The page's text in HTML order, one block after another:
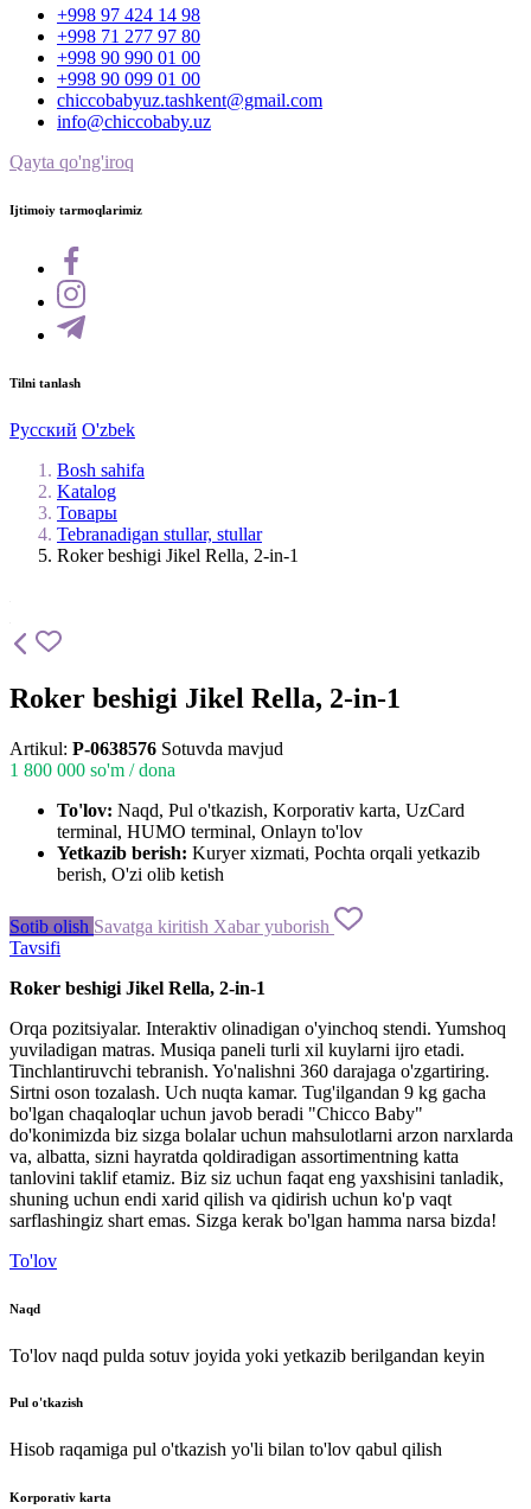
+998 97 424 14 98
+998 71 277 97 80
+998 90 990 01 00
+998 90 099 01 00
chiccobabyuz.tashkent@gmail.com
info@chiccobaby.uz
Qayta qo'ng'iroq
Ijtimoiy tarmoqlarimiz
Tilni tanlash
Русский O'zbek
Bosh sahifa
Katalog
Товары
Tebranadigan stullar, stullar
Roker beshigi Jikel Rella, 2-in-1
Roker beshigi Jikel Rella, 2-in-1
Artikul: P-0638576 Sotuvda mavjud
1 800 000 so'm / dona
To'lov: Naqd, Pul o'tkazish, Korporativ karta, UzCard
terminal, HUMO terminal, Onlayn to'lov
Yetkazib berish: Kuryer xizmati, Pochta orqali yetkazib
berish, O'zi olib ketish
Sotib olish Savatga kiritish Xabar yuborish
Tavsifi
Roker beshigi Jikel Rella, 2-in-1
Orqa pozitsiyalar. Interaktiv olinadigan o'yinchoq stendi. Yumshoq
yuviladigan matras. Musiqa paneli turli xil kuylarni ijro etadi.
Tinchlantiruvchi tebranish. Yo'nalishni 360 darajaga o'zgartiring.
Sirtni oson tozalash. Uch nuqta kamar. Tug'ilgandan 9 kg gacha
bo'lgan chaqaloqlaruchun javob beradi "Chicco Baby"
do'konimizda biz sizga bolalar uchun mahsulotlarni arzon narxlarda
va, albatta, sizni hayratda qoldiradigan assortimentning katta
tanlovini taklifetamiz. Biz siz uchun faqat eng yaxshisini tanladik,
shuning uchun endi xarid qilish va qidirish uchun ko'p vaqt
sarflashingiz shart emas. Sizga kerak bo'lgan hamma narsa bizda!
To'lov
Naqd
To'lov naqd pulda sotuv joyida yoki yetkazib berilgandan keyin
Pul o'tkazish
Hisob raqamiga pul o'tkazish yo'li bilan to'lov qabul qilish
Korporativ karta